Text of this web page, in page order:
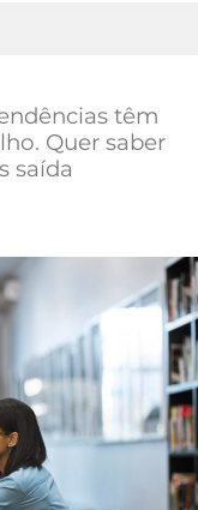
têm
Quer saber
saída